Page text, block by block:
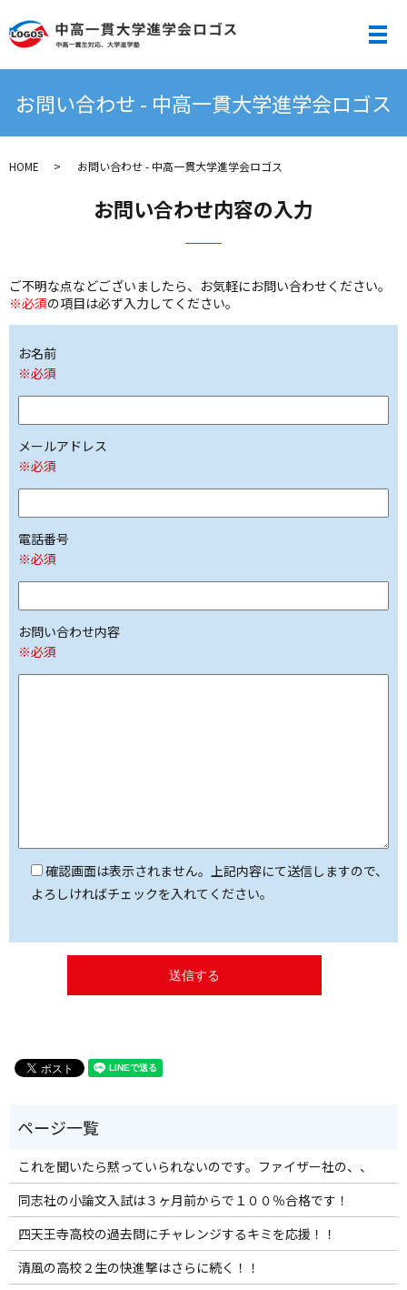
メ
お問い合わせ - 中高一貫大学進学会ロゴス
HOME お問い合わせ - 中高一貫大学進学会ロゴス
お問い合わせ内容の入力
ご不明な点などございましたら、お気軽にお問い合わせください。
※必須の項目は必ず入力してください。
お名前
※必須
メールアドレス
※必須
電話番号
※必須
お問い合わせ内容
※必須
確認画面は表示されません。上記内容にて送信しますので、
よろしければチェックを入れてください。
これを聞いたら黙っていられないのです。ファイザー社の、、
同志社の小論文入試は３ヶ月前からで１００％合格です！
四天王寺高校の過去問にチャレンジするキミを応援！！
清風の高校２生の快進撃はさらに続く！！